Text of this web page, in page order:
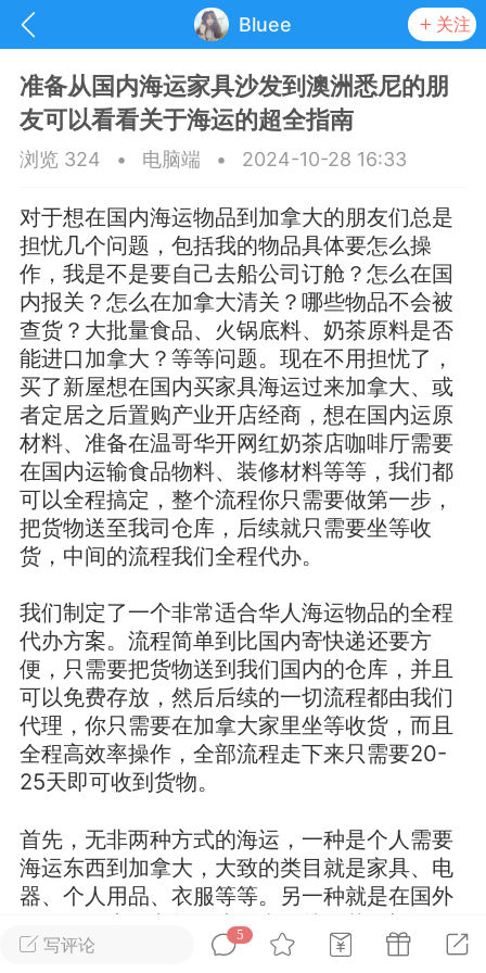
Bluee 关注
每日任务 签到有奖
华人资讯
阅读洛杉矶新闻
华人论坛
加入社区交流
华人社区信息发布规范》
华人社区账号注册及使用规范》
洛杉矶热点 娱乐八卦 同乡联谊
民宿短租 房屋买卖 商铺转让
写评论
5
准备从国内海运家具沙发到澳洲悉尼的朋
友可以看看关于海运的超全指南
浏览 324 • 电脑端 • 2024-10-28 16:33
对于想在国内海运物品到加拿大的朋友们总是
担忧几个问题，包括我的物品具体要怎么操
作，我是不是要自己去船公司订舱？怎么在国
内报关？怎么在加拿大清关？哪些物品不会被
查货？大批量食品、火锅底料、奶茶原料是否
能进口加拿大？等等问题。现在不用担忧了，
买了新屋想在国内买家具海运过来加拿大、或
者定居之后置购产业开店经商，想在国内运原
材料、准备在温哥华开网红奶茶店咖啡厅需要
在国内运输食品物料、装修材料等等，我们都
可以全程搞定，整个流程你只需要做第一步，
把货物送至我司仓库，后续就只需要坐等收
货，中间的流程我们全程代办。
我们制定了一个非常适合华人海运物品的全程
代办方案。流程简单到比国内寄快递还要方
便，只需要把货物送到我们国内的仓库，并且
可以免费存放，然后后续的一切流程都由我们
代理，你只需要在加拿大家里坐等收货，而且
全程高效率操作，全部流程走下来只需要20-
25天即可收到货物。
首先，无非两种方式的海运，一种是个人需要
海运东西到加拿大，大致的类目就是家具、电
器、个人用品、衣服等等。另一种就是在国外
开公司开店的老板，这个类目就五花八门了，
可以是奶茶店设备、奶茶店物料、火锅底料、